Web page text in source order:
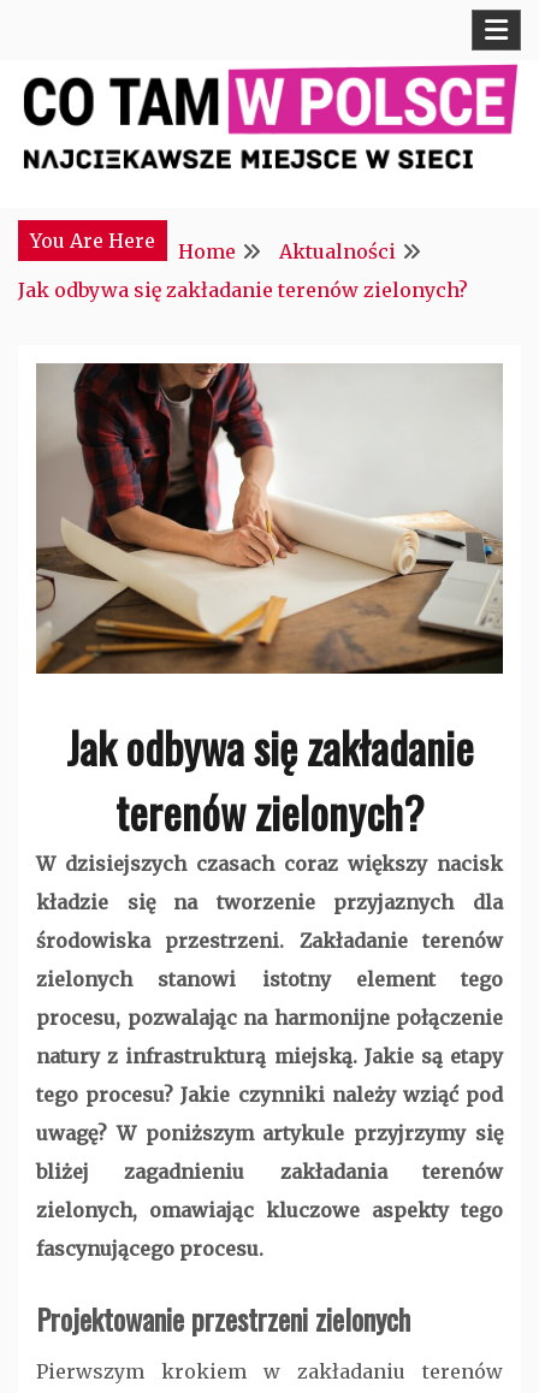
content
CTM POLONIA
You Are Here
Home
Aktualności
Jak odbywa się zakładanie terenów zielonych?
Jak odbywa się zakładanie
terenów zielonych?
W dzisiejszych czasach coraz większy nacisk
kładzie się na tworzenie przyjaznych dla
środowiska przestrzeni. Zakładanie terenów
zielonych stanowi istotny element tego
procesu, pozwalając na harmonijne połączenie
natury z infrastrukturą miejską. Jakie są etapy
tego procesu? Jakie czynniki należy wziąć pod
uwagę? W poniższym artykule przyjrzymy się
bliżej zagadnieniu zakładania terenów
zielonych, omawiając kluczowe aspekty tego
fascynującego procesu.
Projektowanie przestrzeni zielonych
Pierwszym krokiem w zakładaniu terenów